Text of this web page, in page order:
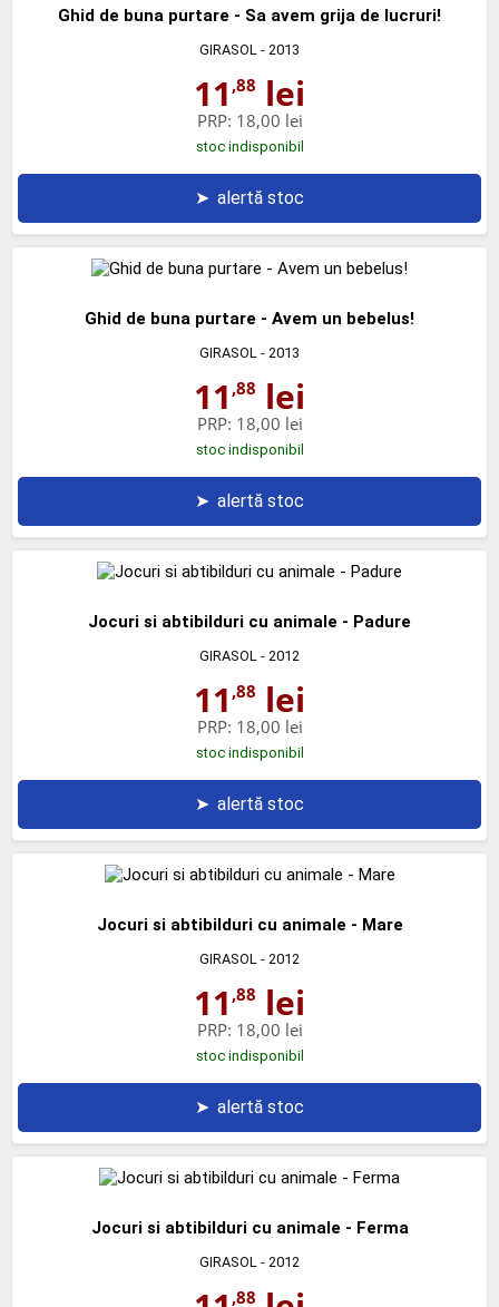
Ghid de buna purtare - Sa avem grija de lucruri!
GIRASOL - 2013
11 ,88 lei
PRP: 18,00 lei
stoc indisponibil
➤ alertă stoc
Ghid de buna purtare - Avem un bebelus!
GIRASOL - 2013
11 ,88 lei
PRP: 18,00 lei
stoc indisponibil
➤ alertă stoc
Jocuri si abtibilduri cu animale - Padure
GIRASOL - 2012
11 ,88 lei
PRP: 18,00 lei
stoc indisponibil
➤ alertă stoc
Jocuri si abtibilduri cu animale - Mare
GIRASOL - 2012
11 ,88 lei
PRP: 18,00 lei
stoc indisponibil
➤ alertă stoc
Jocuri si abtibilduri cu animale - Ferma
GIRASOL - 2012
,88